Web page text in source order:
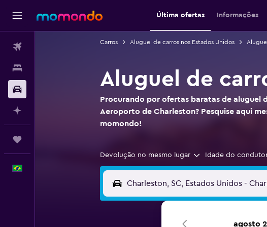
Última ofertas Informações
Carros Aluguel de carros nos Estados Unidos
Aluguel de
Procurando por ofertas baratas de aluguel
Aeroporto de Charleston? Pesquise aqui
momondo!
Devolução no mesmo lugar Idade do
agosto